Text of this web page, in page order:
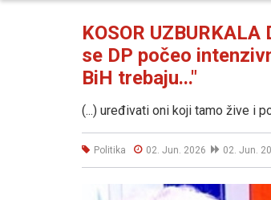
KOSOR
se DP počeo
BiH trebaju..."
(...) uređivati oni koji tamo žive i
Politika 02. Jun. 2026 02. Jun.